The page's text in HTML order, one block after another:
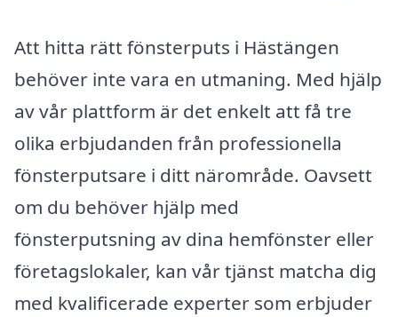
Att hitta rätt fönsterputs i Hästängen
behöver inte vara en utmaning. Med hjälp
av vår plattform är det enkelt att få tre
olika erbjudanden från professionella
fönsterputsare i ditt närområde. Oavsett
om du behöver hjälp med
fönsterputsning av dina hemfönster eller
företagslokaler, kan vår tjänst matcha dig
med kvalificerade experter som erbjuder